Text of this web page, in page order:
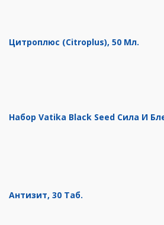
Цитроплюс (Citroplus), 50 Мл.
Набор Vatika Black Seed Сила И
Антизит, 30 Таб.